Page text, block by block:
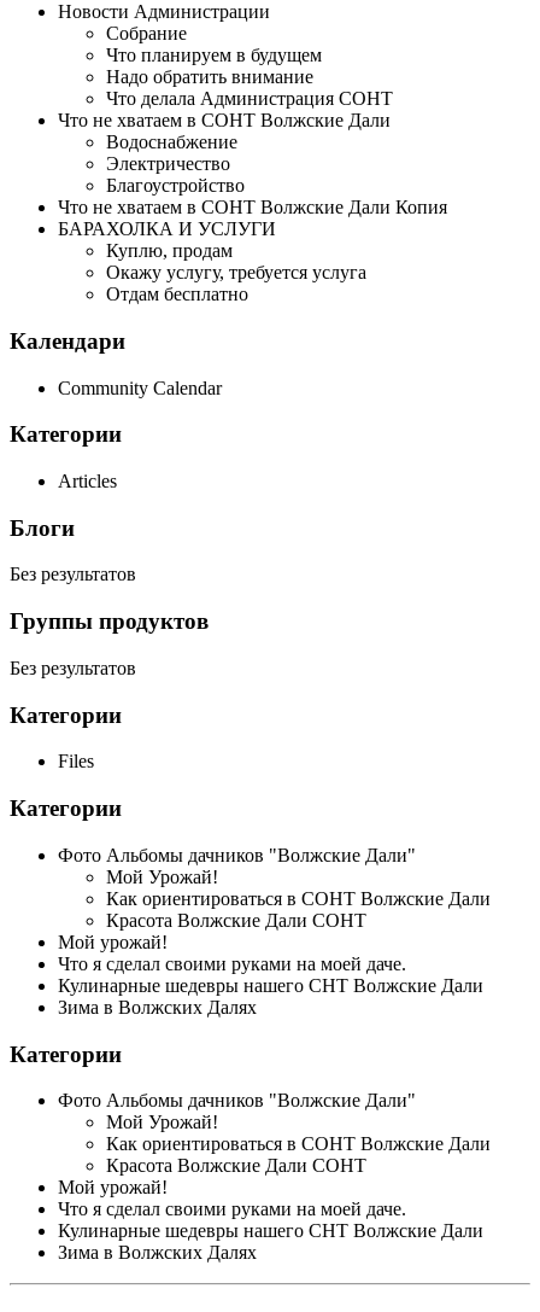
Новости Администрации
Собрание
Что планируем в будущем
Надо обратить внимание
Что делала Администрация СОНТ
Что не хватаем в СОНТ Волжские Дали
Водоснабжение
Электричество
Благоустройство
Что не хватаем в СОНТ Волжские Дали Копия
БАРАХОЛКА И УСЛУГИ
Куплю, продам
Окажу услугу, требуется услуга
Отдам бесплатно
Календари
Community Calendar
Категории
Articles
Блоги
Без результатов
Группы продуктов
Без результатов
Категории
Files
Категории
Фото Альбомы дачников "Волжские Дали"
Мой Урожай!
Как ориентироваться в СОНТ Волжские Дали
Красота Волжские Дали СОНТ
Мой урожай!
Что я сделал своими руками на моей даче.
Кулинарные шедевры нашего СНТ Волжские Дали
Зима в Волжских Далях
Категории
Фото Альбомы дачников "Волжские Дали"
Мой Урожай!
Как ориентироваться в СОНТ Волжские Дали
Красота Волжские Дали СОНТ
Мой урожай!
Что я сделал своими руками на моей даче.
Кулинарные шедевры нашего СНТ Волжские Дали
Зима в Волжских Далях